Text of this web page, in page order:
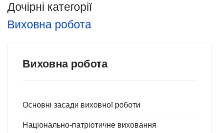
Дочірні категорії
Виховна робота
Виховна робота
Основні засади виховної роботи
Національно-патріотичне виховання